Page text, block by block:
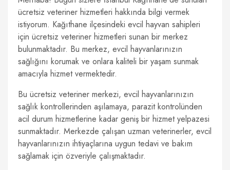
ücretsiz veteriner hizmetleri hakkında bilgi vermek
istiyorum. Kağıthane ilçesindeki evcil hayvan sahipleri
için ücretsiz veteriner hizmetleri sunan bir merkez
bulunmaktadır. Bu merkez, evcil hayvanlarınızın
sağlığını korumak ve onlara kaliteli bir yaşam sunmak
amacıyla hizmet vermektedir.
Bu ücretsiz veteriner merkezi, evcil hayvanlarınızın
sağlık kontrollerinden aşılamaya, parazit kontrolünden
acil durum hizmetlerine kadar geniş bir hizmet yelpazesi
sunmaktadır. Merkezde çalışan uzman veterinerler, evcil
hayvanlarınızın ihtiyaçlarına uygun tedavi ve bakım
sağlamak için özveriyle çalışmaktadır.